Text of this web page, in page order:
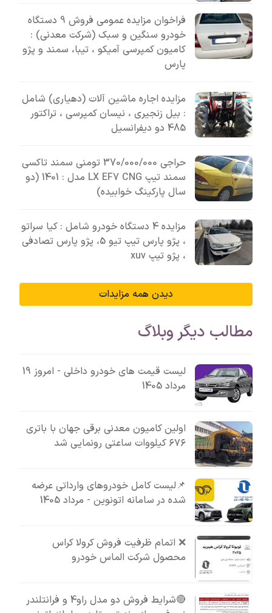
فراخوان مزایده عمومی فروش 9 دستگاه
خودرو سنگین و سبک (شرکت معدنی) :
کامیون کمپرسی آمیکو ، تیبا، سمند و پژو
پارس
مزایده اجاره ماشین آلات (دهیاری) شامل
: بیل زنجیری ، نیسان کمپرسی ، تراکتور
485 دو دیفرانسیل
حراجی 370/000/000 تومنی سمند تاکسی
سمند تیپ LX EF7 CNG مدل : 1401 (دو
سال پارکینگ خوابیده)
مزایده 4 دستگاه خودرو شامل : کیا سراتو
، پژو پارس تیپ تیو 5، پژو پارس تصادفی
، پژو تیپ xuv
دیدن همه مزایدات
مطالب دیگر وبلاگ
لیست قیمت های خودرو داخلی - امروز 19
مرداد 1405
اولین کامیون معدنی برقی جهان با باتری
۶۷۶ کیلووات ساعتی رونمایی شد
📌لیست کامل خودروهای وارداتی عرضه
شده در سامانه اتونوین - مرداد 1405
❌ اتمام ظرفیت فروش کرولا کراس
محصول شرکت الماس خودرو
🔴شرایط فروش دو مدل راو4 و فرانتلندر